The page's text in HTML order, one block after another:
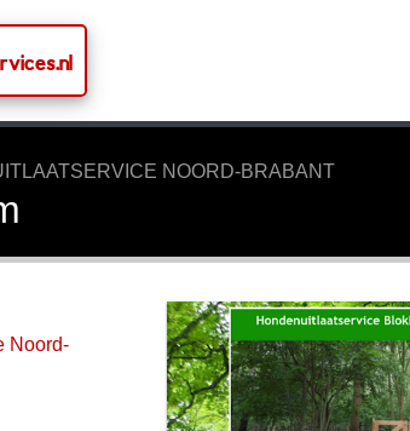
NOORD-BRABANT
Noord-